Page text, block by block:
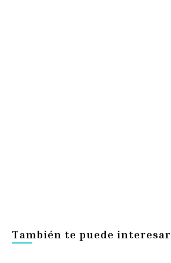
También te puede interesar